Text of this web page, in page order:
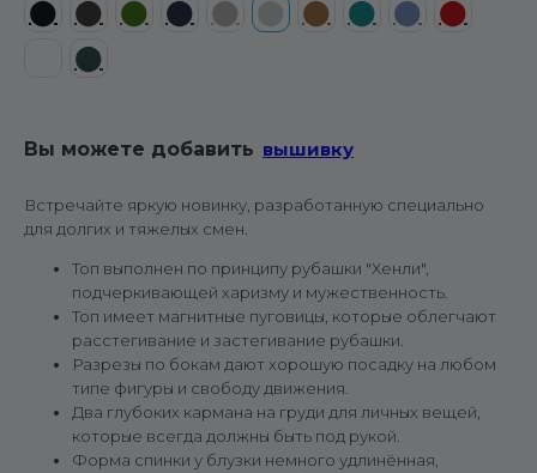
⬤ ⬤ ⬤ ⬤ ⬤ ⬤ ⬤ ⬤
⬤
⬤
Вы можете добавить вышивку
Встречайте яркую новинку, разработанную специально
для долгих и тяжелых смен.
Топ выполнен по принципу рубашки "Хенли",
подчеркивающей харизму и мужественность.
Топ имеет магнитные пуговицы, которые облегчают
расстегивание и застегивание рубашки.
Разрезы по бокам дают хорошую посадку на любом
типе фигуры и свободу движения.
Два глубоких кармана на груди для личных вещей,
которые всегда должны быть под рукой.
Форма спинки у блузки немного удлинённая,